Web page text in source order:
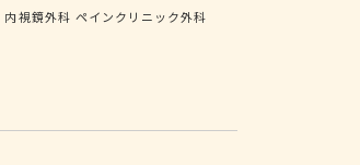
内視鏡外科 ペインクリニック外科